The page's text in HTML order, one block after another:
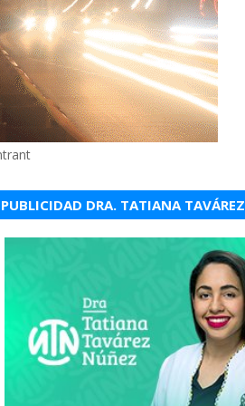
PUBLICIDAD DRA. TATIANA TAVÁREZ